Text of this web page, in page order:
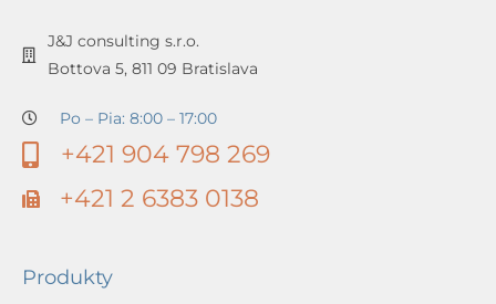
J&J consulting s.r.o.
Bottova 5, 811 09 Bratislava
Po – Pia: 8:00 – 17:00
+421 904 798 269
+421 2 6383 0138
Produkty